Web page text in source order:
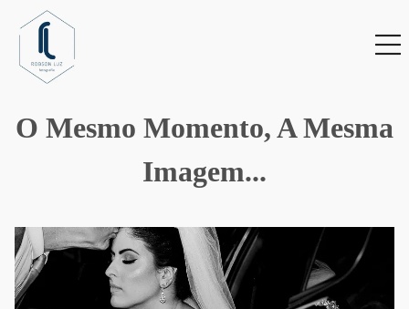
O Mesmo Momento, A Mesma
Imagem...